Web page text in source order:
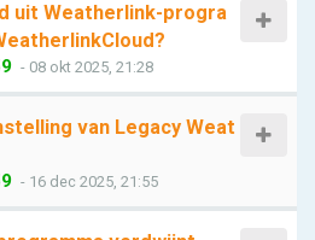
uit Weatherlink-progra
- 08 okt 2025, 21:28
van Legacy Weat
- 16 dec 2025, 21:55